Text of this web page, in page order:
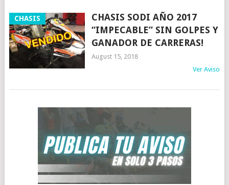
CHASIS
CHASIS SODI AÑO 2017
“IMPECABLE” SIN GOLPES Y
GANADOR DE CARRERAS!
August 15, 2018
Ver Aviso